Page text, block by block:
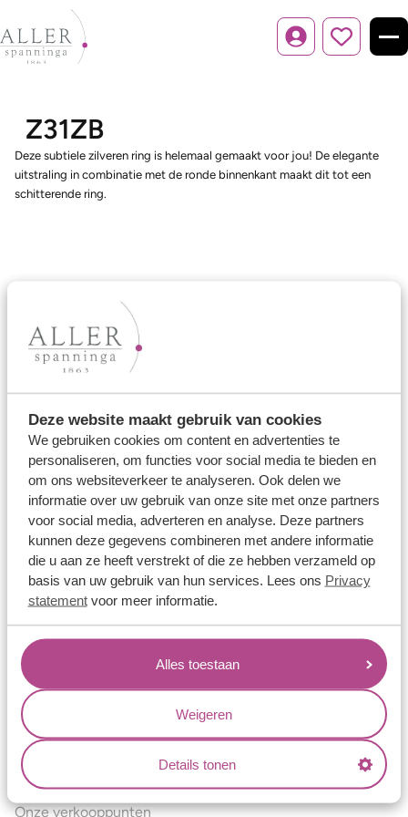
Deze website maakt gebruik van cookies
We gebruiken cookies om content en advertenties te
personaliseren, om functies voor social media te bieden en
om ons websiteverkeer te analyseren. Ook delen we
informatie over uw gebruik van onze site met onze partners
voor social media, adverteren en analyse. Deze partners
kunnen deze gegevens combineren met andere informatie
die u aan ze heeft verstrekt of die ze hebben verzameld op
basis van uw gebruik van hun services. Lees ons Privacy
statementvoor meer informatie.
Alles toestaan
Weigeren
Details tonen
Inloggen
Z31ZB
Deze subtiele zilveren ring is helemaal gemaakt voor jou! De elegante
uitstraling in combinatie met de ronde binnenkant maakt dit tot een
schitterende ring.
Ons aanbod
Trouwringen
Verlovingsringen
Vriendschapsringen
Over ons
Aller Spanninga
Historie
Certificaten
Blogs
Jouw voordelen
Conflictvrije Materialen
Oneindig veel mogelijkheden
Kwaliteit
Juweliers & Contact
Onze verkooppunten